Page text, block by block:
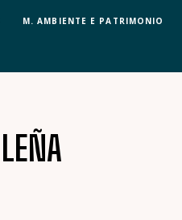
M. AMBIENTE E PATRIMONIO
LEÑA